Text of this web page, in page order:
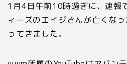
1月4日午前10時過ぎに、速報
ィーズのエイジさんが亡くな
ってきました。